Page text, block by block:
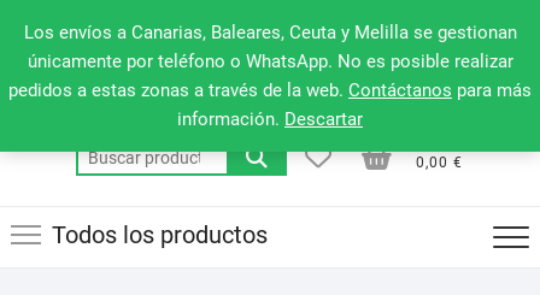
Los envíos a Canarias, Baleares, Ceuta y Melilla se gestionan
únicamente por teléfono o WhatsApp. No es posible realizar
pedidos a estas zonas a través de la web. Contáctanos para más
información. Descartar
contenido
660 079 911
de
la
Buscar
por:
0,00 €
Todos los productos